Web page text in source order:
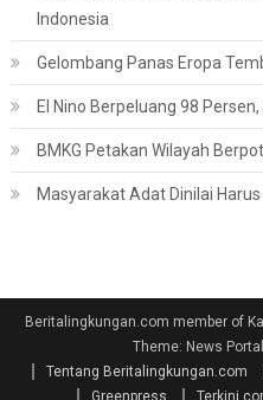
Indonesia
Gelombang Panas Eropa
El Nino Berpeluang 98
BMKG Petakan Wilayah
Masyarakat Adat Dinilai
Beritalingkungan.com member of
Theme: News
Tentang Beritalingkungan.com
Greenpress